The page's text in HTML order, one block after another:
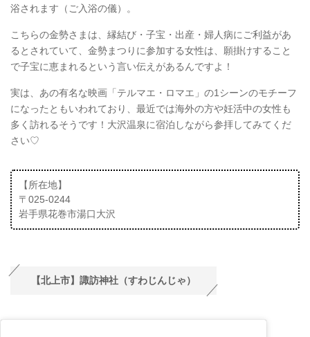
浴されます（ご入浴の儀）。
こちらの金勢さまは、縁結び・子宝・出産・婦人病にご利益があ
るとされていて、金勢まつりに参加する女性は、願掛けすること
で子宝に恵まれるという言い伝えがあるんですよ！
実は、あの有名な映画「テルマエ・ロマエ」の1シーンのモチーフ
になったともいわれており、最近では海外の方や妊活中の女性も
多く訪れるそうです！大沢温泉に宿泊しながら参拝してみてくだ
さい♡
【所在地】
〒025-0244
岩手県花巻市湯口大沢
【北上市】諏訪神社（すわじんじゃ）